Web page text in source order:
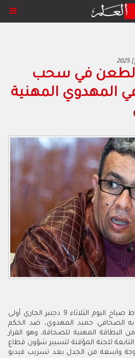
في سحب
المهدوي المهنية
عقدت المحكمة الإدارية بالرباط صباح اليوم الثلاثاء 9 دجنبر الجاري أولى
الصحافي حميد المهدوي، ضد الحكم
البطاقة المهنية للصحافة، وهو القرار
التابعة للجنة المؤقتة لتسيير شؤون قطاع
موجة واسعة من الجدل بعد تسريب فيديو